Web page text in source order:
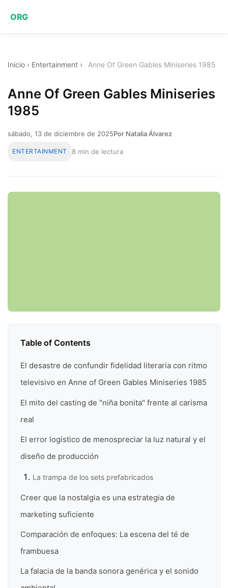
ORG
Inicio › Entertainment › Anne Of Green Gables Miniseries 1985
Anne Of Green Gables Miniseries
1985
sábado, 13 de diciembre de 2025Por Natalia Álvarez
ENTERTAINMENT 8 min de lectura
Table of Contents
El desastre de confundir fidelidad literaria con ritmo
televisivo en Anne of Green Gables Miniseries 1985
El mito del casting de "niña bonita" frente al carisma
real
El error logístico de menospreciar la luz natural y el
diseño de producción
La trampa de los sets prefabricados
Creer que la nostalgia es una estrategia de
marketing suficiente
Comparación de enfoques: La escena del té de
frambuesa
La falacia de la banda sonora genérica y el sonido